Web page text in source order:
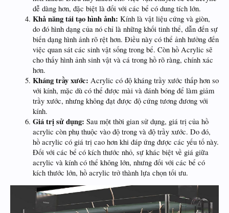
dễ dàng hơn, đặc biệt là đối với các bể có dung tích lớn.
Khả năng tái tạo hình ảnh: Kính là vật liệu cứng và giòn,
do đó hình dạng của nó chỉ là những khối tinh thể, dẫn đến sự
biến dạng hình ảnh rõ rệt hơn. Điều này có thể ảnh hưởng đến
việc quan sát các sinh vật sống trong bể. Còn hồ Acrylic sẽ
cho thấy hình ảnh sinh vật và cá trong hồ rõ ràng, chính xác
hơn.
Kháng trầy xước: Acrylic có độ kháng trầy xước thấp hơn so
với kính, mặc dù có thể được mài và đánh bóng để làm giảm
trầy xước, nhưng không đạt được độ cứng tương đương với
kính.
Giá trị sử dụng: Sau một thời gian sử dụng, giá trị của hồ
acrylic còn phụ thuộc vào độ trong và độ trầy xước. Do đó,
hồ acrylic có giá trị cao hơn khi đáp ứng được các yếu tố này.
Đối với các bể có kích thước nhỏ, sự khác biệt về giá giữa
acrylic và kính có thể không lớn, nhưng đối với các bể có
kích thước lớn, hồ acrylic trở thành lựa chọn tối ưu.